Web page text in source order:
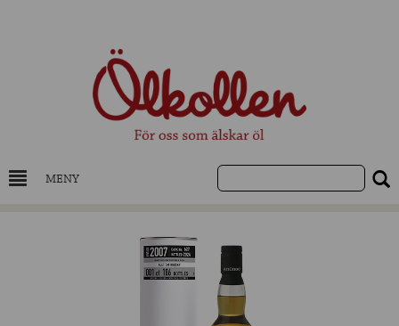
MENY
NYHETER
UTVALDA ÖL